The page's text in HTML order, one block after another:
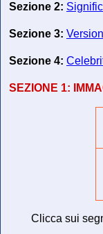
Sezione 2:
Sezione 3:
Sezione 4:
SEZIONE 1:
Clicca sui